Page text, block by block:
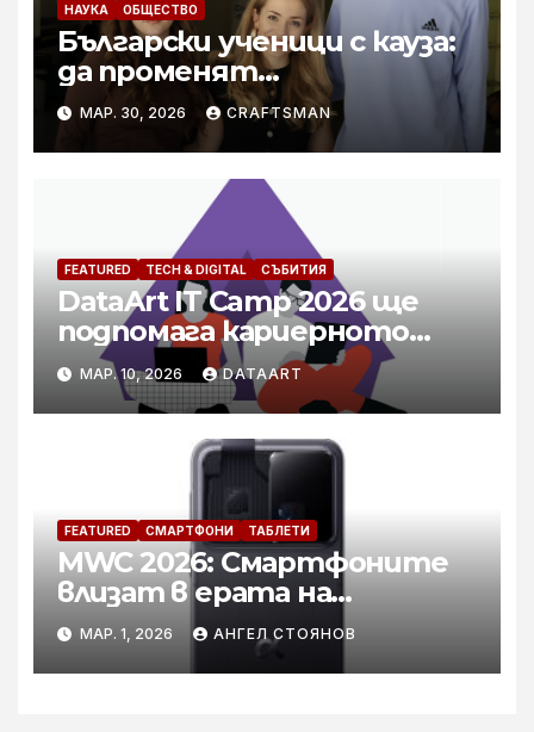
НАУКА ОБЩЕСТВО
Български ученици с кауза:
да променят
отношението на
връстниците си към
здравето
МАР. 30, 2026 CRAFTSMAN
FEATURED TECH & DIGITAL СЪБИТИЯ
DataArt IT Camp 2026 ще
подпомага кариерното
развитие на специалисти в
технологичния бранш
МАР. 10, 2026 DATAART
FEATURED СМАРТФОНИ ТАБЛЕТИ
MWC 2026: Смартфоните
влизат в ерата на
вграденото IQ
МАР. 1, 2026 АНГЕЛ СТОЯНОВ